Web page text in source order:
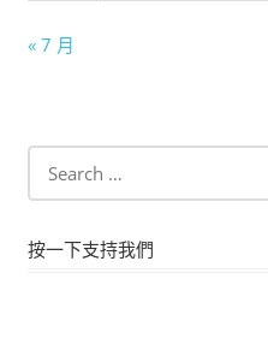
« 7 月
按一下支持我們